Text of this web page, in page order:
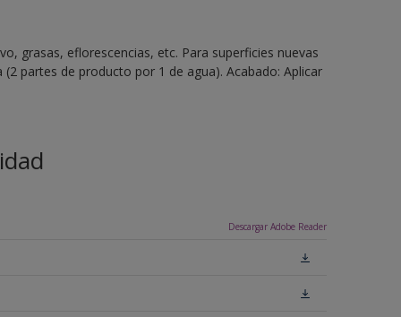
grasas, eflorescencias, etc. Para superficies nuevas
partes de producto por 1 de agua). Acabado: Aplicar
Descargar Adobe Reader